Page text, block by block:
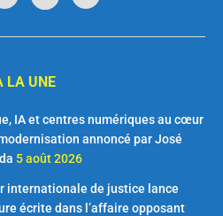
LA UNE
IA et centres numériques au cœur
annoncé par José
5 août 2026
internationale de justice lance
écrite dans l’affaire opposant